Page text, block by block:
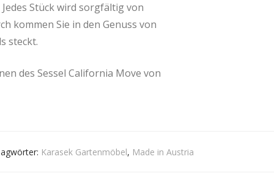
Stück wird sorgfältig von
kommen Sie in den Genuss von
steckt.
des Sessel California Move von
Karasek Gartenmöbel, Made in Austria